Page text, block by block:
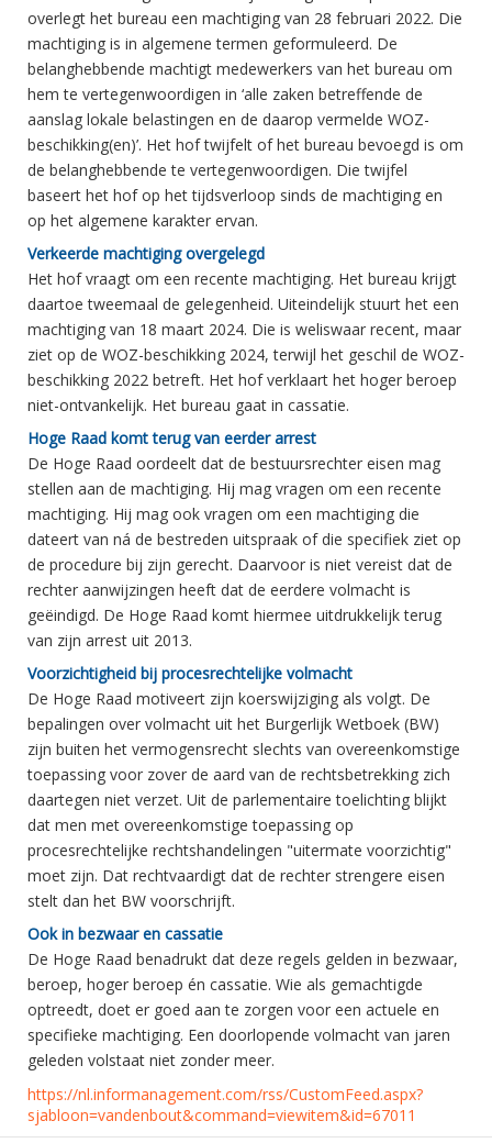
overlegt het bureau een machtiging van 28 februari 2022. Die
machtiging is in algemene termen geformuleerd. De
belanghebbende machtigt medewerkers van het bureau om
hem te vertegenwoordigen in ‘alle zaken betreffende de
aanslag lokale belastingen en de daarop vermelde WOZ-
beschikking(en)’. Het hof twijfelt of het bureau bevoegd is om
de belanghebbende te vertegenwoordigen. Die twijfel
baseert het hof op het tijdsverloop sinds de machtiging en
op het algemene karakter ervan.
Verkeerde machtiging overgelegd
Het hof vraagt om een recente machtiging. Het bureau krijgt
daartoe tweemaal de gelegenheid. Uiteindelijk stuurt het een
machtiging van 18 maart 2024. Die is weliswaar recent, maar
ziet op de WOZ-beschikking 2024, terwijl het geschil de WOZ-
beschikking 2022 betreft. Het hof verklaart het hoger beroep
niet-ontvankelijk. Het bureau gaat in cassatie.
Hoge Raad komt terug van eerder arrest
De Hoge Raad oordeelt dat de bestuursrechter eisen mag
stellen aan de machtiging. Hij mag vragen om een recente
machtiging. Hij mag ook vragen om een machtiging die
dateert van ná de bestreden uitspraak of die specifiek ziet op
de procedure bij zijn gerecht. Daarvoor is niet vereist dat de
rechter aanwijzingen heeft dat de eerdere volmacht is
geëindigd. De Hoge Raad komt hiermee uitdrukkelijk terug
van zijn arrest uit 2013.
Voorzichtigheid bij procesrechtelijke volmacht
De Hoge Raad motiveert zijn koerswijziging als volgt. De
bepalingen over volmacht uit het Burgerlijk Wetboek (BW)
zijn buiten het vermogensrecht slechts van overeenkomstige
toepassing voor zover de aard van de rechtsbetrekking zich
daartegen niet verzet. Uit de parlementaire toelichting blijkt
dat men met overeenkomstige toepassing op
procesrechtelijke rechtshandelingen "uitermate voorzichtig"
moet zijn. Dat rechtvaardigt dat de rechter strengere eisen
stelt dan het BW voorschrijft.
Ook in bezwaar en cassatie
De Hoge Raad benadrukt dat deze regels gelden in bezwaar,
beroep, hoger beroep én cassatie. Wie als gemachtigde
optreedt, doet er goed aan te zorgen voor een actuele en
specifieke machtiging. Een doorlopende volmacht van jaren
geleden volstaat niet zonder meer.
https://nl.informanagement.com/rss/CustomFeed.aspx?
sjabloon=vandenbout&command=viewitem&id=67011